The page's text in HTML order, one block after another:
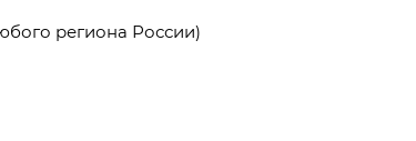
региона России)